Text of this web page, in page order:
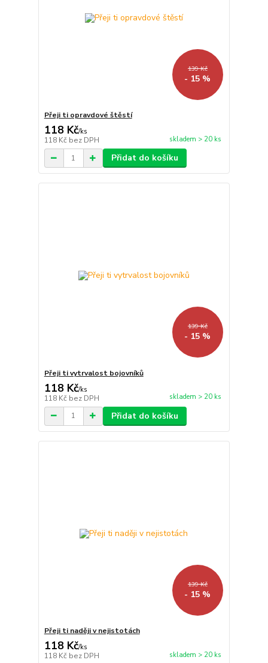
139 Kč
- 15 %
Přeji ti opravdové štěstí
118 Kč/ks
118 Kč bez DPH skladem > 20 ks
Přidat do košíku
139 Kč
- 15 %
Přeji ti vytrvalost bojovníků
118 Kč/ks
118 Kč bez DPH skladem > 20 ks
Přidat do košíku
139 Kč
- 15 %
Přeji ti naději v nejistotách
118 Kč/ks
118 Kč bez DPH skladem > 20 ks